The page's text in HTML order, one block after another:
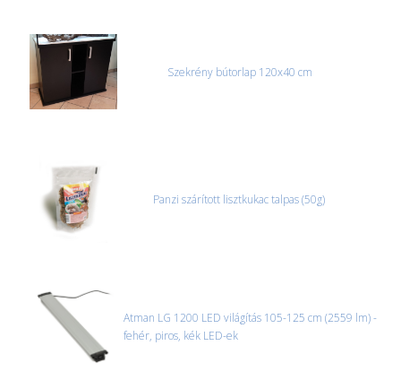
Szekrény bútorlap 120x40 cm
Panzi szárított lisztkukac talpas (50g)
Atman LG 1200 LED világítás 105-125 cm (2559 lm) -
fehér, piros, kék LED-ek